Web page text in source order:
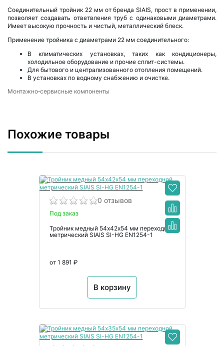
Соединительный тройник 22 мм от бренда SIAIS, прост в применении,
позволяет создавать ответвления труб с одинаковыми диаметрами.
Имеет высокую прочность и чистый, металлический блеск.
Применение тройника с диаметрами 22 мм соединительного:
В климатических установках, таких как кондиционеры,
холодильное оборудование и прочие сплит-системы.
Для бытового и централизованного отопления помещений.
В установках по водному снабжению и очистке.
Монтажно‑сервисные компоненты
Похожие товары
0 отзывов
Под заказ
Тройник медный 54х42х54 мм переходной
метрический SIAIS SI-HG EN1254-1
от 1 891 ₽
В корзину